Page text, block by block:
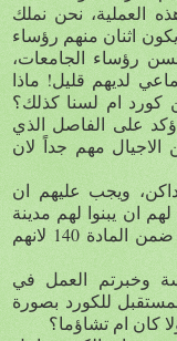
العملية، نحن نملك
يكون اثنان منهم رؤساء
رؤساء الجامعات،
لديهم قليل! ماذا
كورد ام لسنا كذلك؟
على الفاصل الذي
الاجيال مهم جداً لان
ويجب عليهم ان
ان يبنوا لهم مدينة
في گرميان او في المناطق المتنازع عليها ضمن المادة 140 لانهم
وخبرتم العمل في
للكورد بصورة
كان ام تشاؤما؟